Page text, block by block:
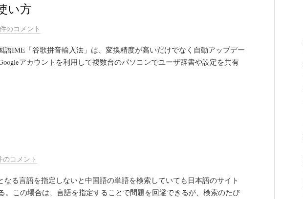
い方
のコメント
語IME「谷歌拼音輸入法」は、変換精度が高いだけでなく自動アップデー
アカウントを利用して複数台のパソコンでユーザ辞書や設定を共有
のコメント
なる言語を指定しないと中国語の単語を検索していても日本語のサイト
。この場合は、言語を指定することで問題を回避できるが、検索のたび